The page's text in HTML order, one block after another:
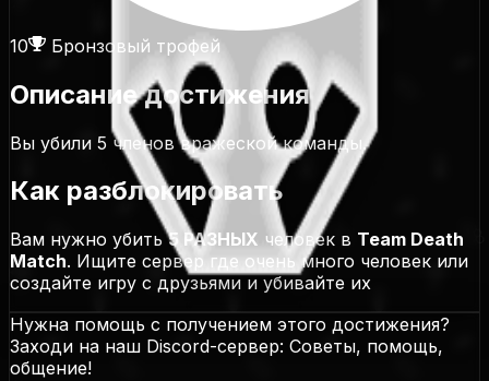
10 Бронзовый трофей
Описание достижения
Вы убили 5 членов вражеской команды.
Как разблокировать
Вам нужно убить5 РАЗНЫХ человек в Team Death
Match. Ищите сервер где очень много человек или
создайте игру с друзьями и убивайте их
Нужна помощь с получением этого достижения?
Заходи на наш Discord-сервер: Советы, помощь,
общение!